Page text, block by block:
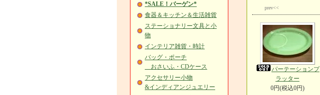
*SALE！バーゲン*
食器＆キッチン＆生活雑貨
ステーショナリー文具と小
物
インテリア雑貨・時計
バッグ・ポーチ
おさいふ・CDケース
アクセサリー小物
&インディアンジュエリー
prev<<
パーテーションプ
ラッター
0円(税込0円)